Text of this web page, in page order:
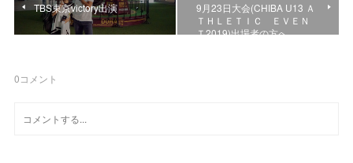
TBS東京victory出演
9月23日大会(CHIBA U13 Ａ
ＴＨＬＥＴＩＣ ＥＶＥＮ
Ｔ2019)出場者の方へ
0コメント